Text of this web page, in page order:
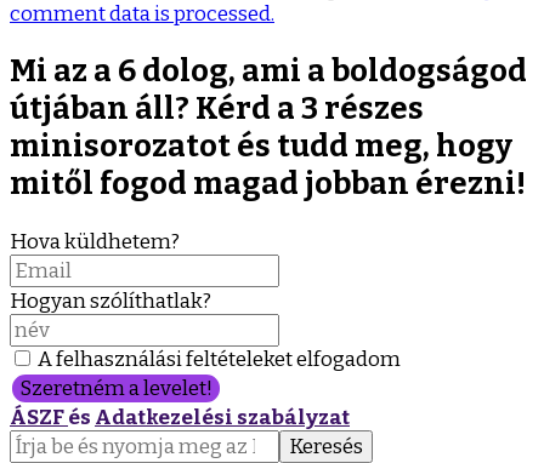
comment data is processed.
Mi az a 6 dolog, ami a boldogságod
útjában áll? Kérd a 3 részes
minisorozatot és tudd meg, hogy
mitől fogod magad jobban érezni!
Hova küldhetem?
Hogyan szólíthatlak?
A felhasználási feltételeket elfogadom
Szeretném a levelet!
ÁSZFés Adatkezelési szabályzat
Keresés: